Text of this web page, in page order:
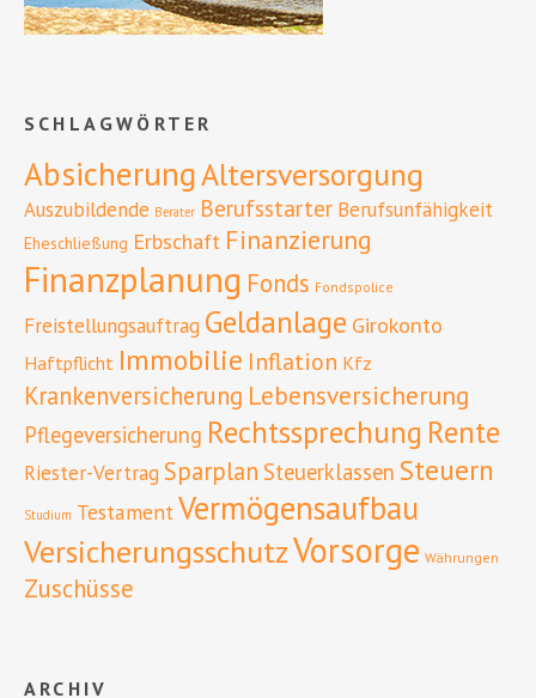
SCHLAGWÖRTER
AbsicherungAltersversorgung
Auszubildende Berater Berufsstarter Berufsunfähigkeit
Eheschließung Erbschaft Finanzierung
Finanzplanung Fonds Fondspolice
Freistellungsauftrag Geldanlage Girokonto
Haftpflicht Immobilie Inflation Kfz
Krankenversicherung Lebensversicherung
Pflegeversicherung Rechtssprechung Rente
Riester-Vertrag Sparplan Steuerklassen Steuern
Studium TestamentVermögensaufbau
VersicherungsschutzVorsorge Währungen
Zuschüsse
ARCHIV